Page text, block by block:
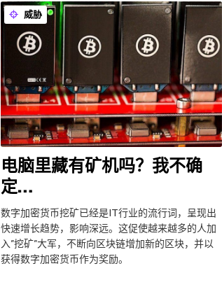
威胁
电脑里藏有矿机吗？我不确
定…
数字加密货币挖矿已经是IT行业的流行词，呈现出
快速增长趋势，影响深远。这促使越来越多的人加
入”挖矿”大军，不断向区块链增加新的区块，并以
获得数字加密货币作为奖励。